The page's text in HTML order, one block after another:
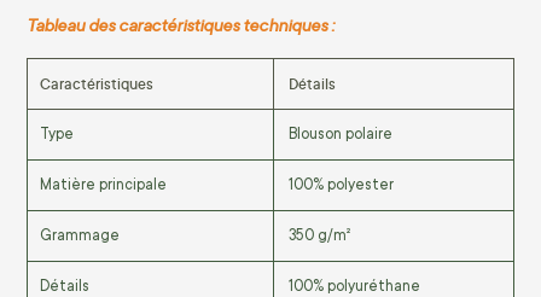
Tableau des caractéristiques techniques :
Caractéristiques Détails
Type Blouson polaire
Matière principale 100% polyester
Grammage 350 g/m²
Détails 100% polyuréthane